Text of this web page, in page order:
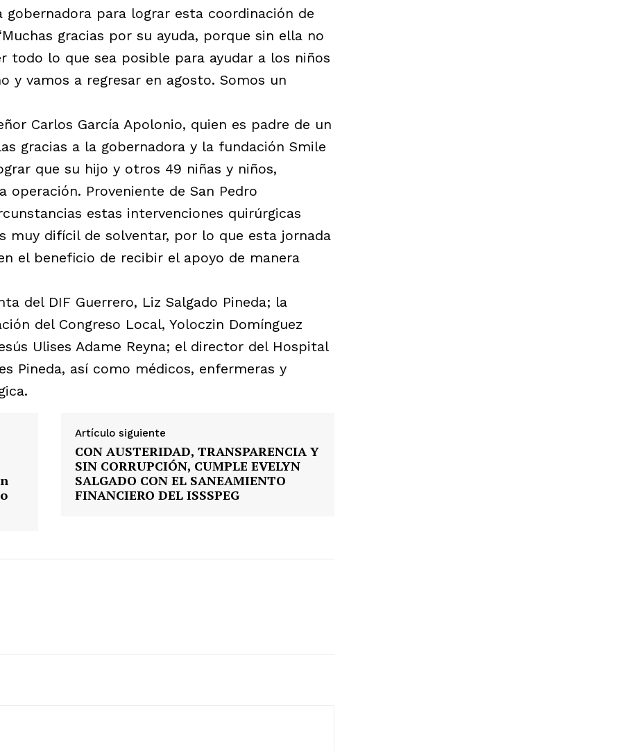
para lograr esta coordinación de
gracias por su ayuda, porque sin ella no
todo lo que sea posible para ayudar a los niños
y vamos a regresar en agosto. Somos un
Carlos García Apolonio, quien es padre de un
gracias a la gobernadora y la fundación Smile
que su hijo y otros 49 niñas y niños,
Proveniente de San Pedro
estas intervenciones quirúrgicas
muy difícil de solventar, por lo que esta jornada
el beneficio de recibir el apoyo de manera
del DIF Guerrero, Liz Salgado Pineda; la
del Congreso Local, Yoloczin Domínguez
Ulises Adame Reyna; el director del Hospital
Pineda, así como médicos, enfermeras y
Artículo siguiente
CON AUSTERIDAD, TRANSPARENCIA Y
SIN CORRUPCIÓN, CUMPLE EVELYN
SALGADO CON EL SANEAMIENTO
FINANCIERO DEL ISSSPEG